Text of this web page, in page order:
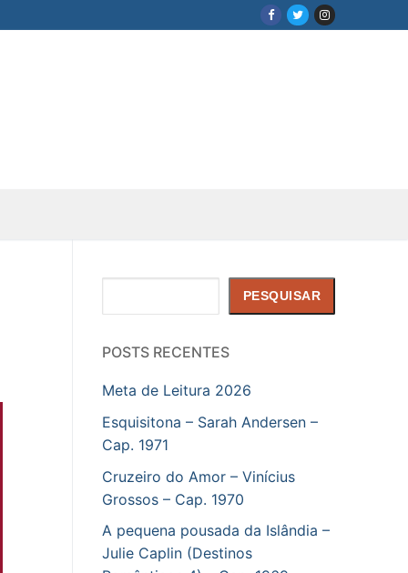
PESQUISAR
POSTS RECENTES
Meta de Leitura 2026
Esquisitona – Sarah Andersen –
Cap. 1971
Cruzeiro do Amor – Vinícius
Grossos – Cap. 1970
A pequena pousada da Islândia –
Julie Caplin (Destinos